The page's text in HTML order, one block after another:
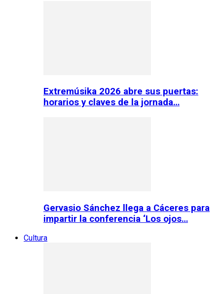
Extremúsika 2026 abre sus puertas:
horarios y claves de la jornada…
Gervasio Sánchez llega a Cáceres para
impartir la conferencia ‘Los ojos…
Cultura